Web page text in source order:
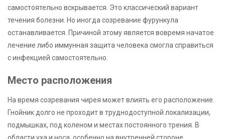
самостоятельно вскрывается. Это классический вариант
течения болезни. Но иногда созревание фурункула
останавливается. Причиной этому является вовремя начатое
лечение либо иммунная защита человека смогла справиться
с инфекцией самостоятельно.
Место расположения
На время созревания чирея может влиять его расположение.
Гнойник долго не проходит в труднодоступной локализации,
подмышках, под коленом и местах постоянного трения. В